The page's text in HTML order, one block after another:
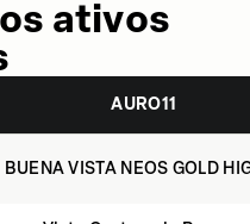
ativos
AURO11
BUENA VISTA NEOS GOLD